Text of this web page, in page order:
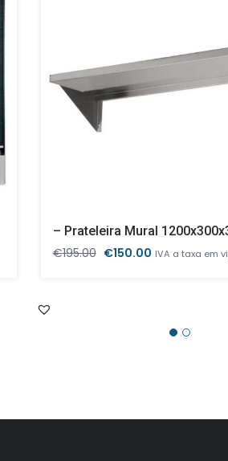
– Prateleira Mural
€195.00 O
€150.00OIVA a taxa em